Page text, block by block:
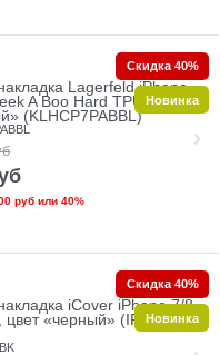
Lagerfeld iPhone
A Boo Hard TPU, цвет
(KLHCP7PABBL)
рубили 40%
Скидка 40%
Новинка
iCover iPhone 7/8
цвет «черный» (IP7R-RF-
Скидка 40%
Новинка